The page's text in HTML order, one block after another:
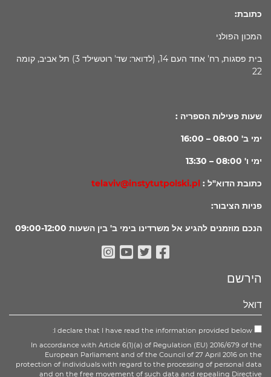
כתובת:
המכון הפולני
בית פסגות, רח' אחד העם 14, (לדואר: שד' רוטשילד 3) תל אביב, קומה
22
שעות פעילות הספריה :
ימי ב' 08:00 – 16:00
ימי ו' 08:00 – 13:30
כתובת הדוא"ל : telaviv@instytutpolski.pl
פניות הציבור:
הנכם מוזמנים להגיע אל משרדינו בימי ב' בין השעות 09:00-12:00
הירשם
In accordance with Article 6(1)(a) of Regulation (EU) 2016/679 of the
European Parliament and of the Council of 27 April 2016 on the
protection of individuals with regard to the processing of personal data
and on the free movement of such data and repealing Directive